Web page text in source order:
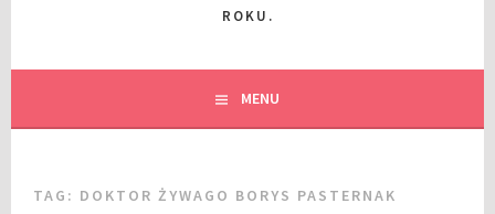
ROKU.
MENU
TAG: DOKTOR ŻYWAGO BORYS PASTERNAK